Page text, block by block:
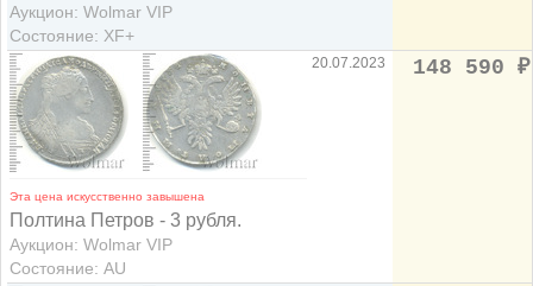
Аукцион: Wolmar VIP
Состояние: XF+
Эта цена искусственно завышена
Полтина Петров - 3 рубля.
Аукцион: Wolmar VIP
Состояние: AU
20.07.2023 148 590 ₽